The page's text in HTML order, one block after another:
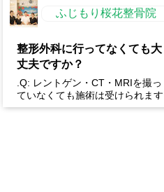
ふじもり桜花整骨院
整形外科に行ってなくても大
丈夫ですか？
.Q: レントゲン・CT・MRIを撮っ
ていなくても施術は受けられます
か？A: はい、受けられます。お